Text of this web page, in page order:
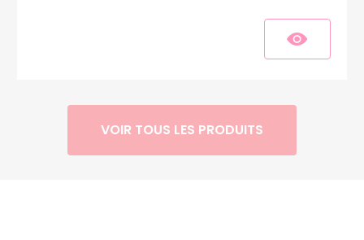
VOIR TOUS LES PRODUITS